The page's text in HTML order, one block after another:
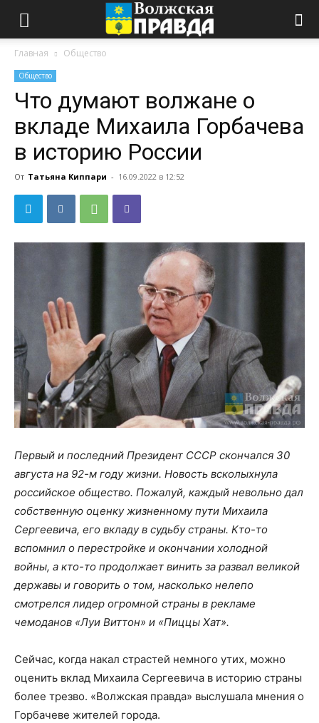
Главная Общество
Общество
Что думают волжане о
вкладе Михаила Горбачева
в историю России
От Татьяна Киппари - 16.09.2022 в 12:52
Первый и последний Президент СССР скончался 30
августа на 92-м году жизни. Новость всколыхнула
российское общество. Пожалуй, каждый невольно дал
собственную оценку жизненному пути Михаила
Сергеевича, его вкладу в судьбу страны. Кто-то
вспомнил о перестройке и окончании холодной
войны, а кто-то продолжает винить за развал великой
державы и говорить о том, насколько нелепо
смотрелся лидер огромной страны в рекламе
чемоданов «Луи Виттон» и «Пиццы Хат».
Сейчас, когда накал страстей немного утих, можно
оценить вклад Михаила Сергеевича в историю страны
более трезво. «Волжская правда» выслушала мнения о
Горбачеве жителей города.